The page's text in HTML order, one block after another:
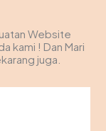
Website
kami ! Dan Mari
juga.